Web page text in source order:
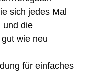
sich jedes Mal
und die
wie neu
für einfaches